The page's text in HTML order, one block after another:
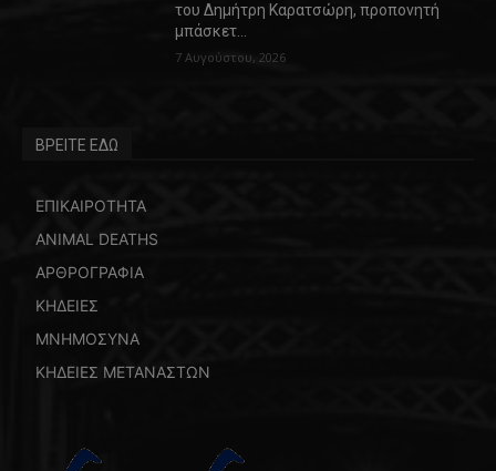
του Δημήτρη Καρατσώρη, προπονητή
μπάσκετ…
7 Αυγούστου, 2026
ΒΡΕΙΤΕ ΕΔΩ
ΕΠΙΚΑΙΡΟΤΗΤΑ
ANIMAL DEATHS
ΑΡΘΡΟΓΡΑΦΙΑ
ΚΗΔΕΙΕΣ
ΜΝΗΜΟΣΥΝΑ
ΚΗΔΕΙΕΣ ΜΕΤΑΝΑΣΤΩΝ